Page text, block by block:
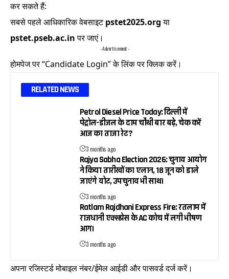
कर सकते हैं:
सबसे पहले आधिकारिक वेबसाइटpstet2025.orgया
pstet.pseb.ac.inपर जाएं।
- Advertisement -
होमपेज पर “Candidate Login” के लिंक पर क्लिक करें।
RELATED NEWS
Petrol Diesel Price Today: दिल्ली में
पेट्रोल-डीजल के दाम चौथी बार बढ़े, चेक करें
आज का ताजा रेट?
3 months ago
Rajya Sabha Election 2026: चुनाव आयोग
ने किया तारीखों का एलान, 18 जून को डाले
जाएंगे वोट, उपचुनाव भी साथ।
3 months ago
Ratlam Rajdhani Express Fire: रतलाम में
राजधानी एक्सप्रेस के AC कोच में लगी भीषण
आग।
3 months ago
अपना रजिस्टर्ड मोबाइल नंबर/ईमेल आईडी और पासवर्ड दर्ज करें।